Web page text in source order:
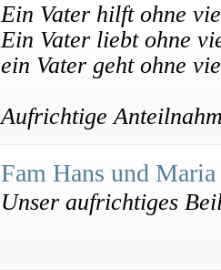
Ein Vater hilft ohne
Ein Vater liebt ohne
ein Vater geht ohne
Aufrichtige
Fam Hans und
Unser aufrichtiges